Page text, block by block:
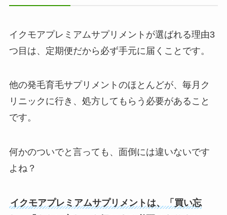
イクモアプレミアムサプリメントが選ばれる理由3
つ目は、定期便だから必ず手元に届くことです。
他の発毛育毛サプリメントのほとんどが、毎月ク
リニックに行き、処方してもらう必要があること
です。
何かのついでと言っても、面倒には違いないです
よね？
イクモアプレミアムサプリメントは、「買い忘